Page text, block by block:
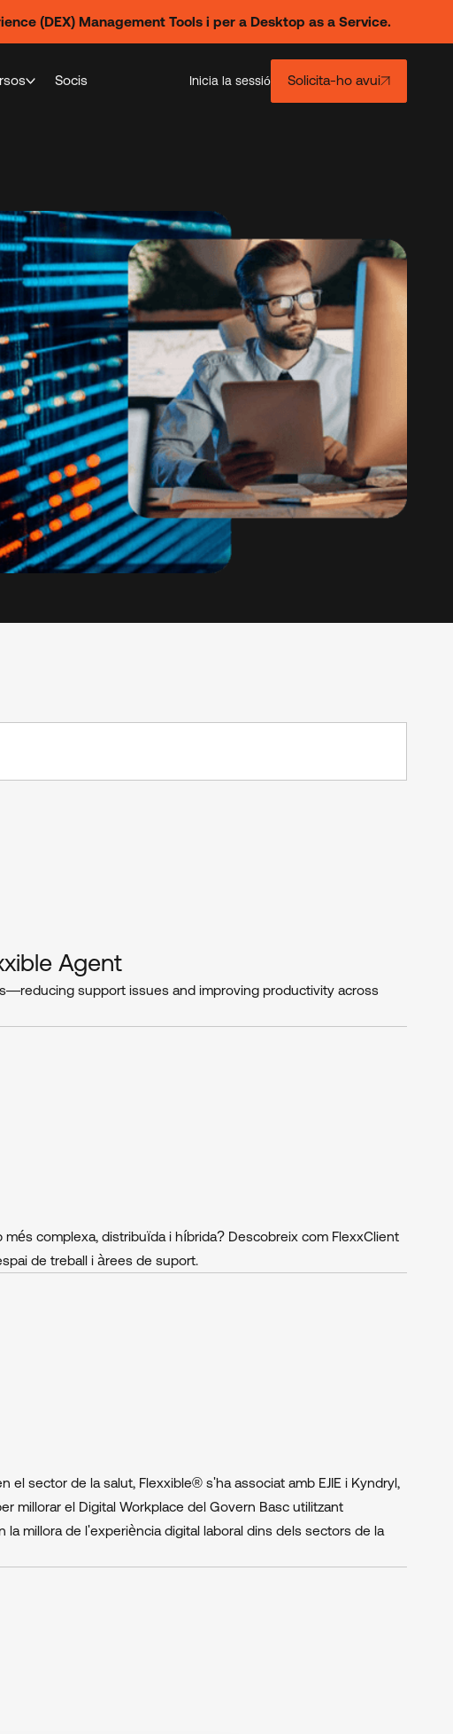
(DEX) Management Tools i per a Desktop as a Service.
Socis Inicia la sessió Solicita-ho avui
Agent
support issues and improving productivity across
complexa, distribuïda i híbrida? Descobreix com FlexxClient
de treball i àrees de suport.
el sector de la salut, Flexxible® s'ha associat amb EJIE i Kyndryl,
millorar el Digital Workplace del Govern Basc utilitzant
millora de l'experiència digital laboral dins dels sectors de la